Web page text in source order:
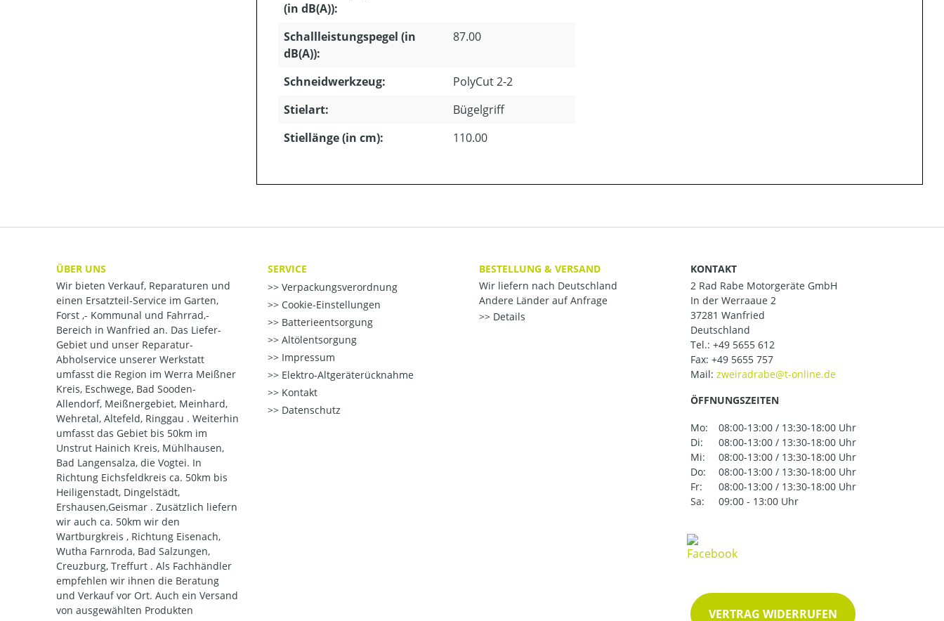
(in dB(A)):
Schallleistungspegel (in
dB(A)):
87.00
Schneidwerkzeug:
PolyCut 2-2
Stielart:
Bügelgriff
Stiellänge (in cm):
110.00
ÜBER UNS
Wir bieten Verkauf, Reparaturen und
einen Ersatzteil-Service im Garten,
Forst ,- Kommunal und Fahrrad,-
Bereich in Wanfried an. Das Liefer-
Gebiet und unser Reparatur-
Abholservice unserer Werkstatt
umfasst die Region im Werra Meißner
Kreis, Eschwege, Bad Sooden-
Allendorf, Meißnergebiet, Meinhard,
Wehretal, Altefeld, Ringgau . Weiterhin
umfasst das Gebiet bis 50km im
Unstrut Hainich Kreis, Mühlhausen,
Bad Langensalza, die Vogtei. In
Richtung Eichsfeldkreis ca. 50km bis
Heiligenstadt, Dingelstädt,
Ershausen,Geismar . Zusätzlich liefern
wir auch ca. 50km wir den
Wartburgkreis , Richtung Eisenach,
Wutha Farnroda, Bad Salzungen,
Creuzburg, Treffurt . Als Fachhändler
empfehlen wir ihnen die Beratung
und Verkauf vor Ort. Auch ein Versand
von ausgewählten Produkten
SERVICE
Verpackungsverordnung
Cookie-Einstellungen
Batterieentsorgung
Altölentsorgung
Impressum
Elektro-Altgeräterücknahme
Kontakt
Datenschutz
BESTELLUNG & VERSAND
Wir liefern nach Deutschland
Andere Länder auf Anfrage
Details
KONTAKT
2 Rad Rabe Motorgeräte GmbH
In der Werraaue 2
37281 Wanfried
Deutschland
Tel.: +49 5655 612
Fax: +49 5655 757
Mail:
ÖFFNUNGSZEITEN
Mo:
08:00-13:00 / 13:30-18:00 Uhr
Di:
08:00-13:00 / 13:30-18:00 Uhr
Mi:
08:00-13:00 / 13:30-18:00 Uhr
Do:
08:00-13:00 / 13:30-18:00 Uhr
Fr:
08:00-13:00 / 13:30-18:00 Uhr
Sa:
09:00 - 13:00 Uhr
VERTRAG WIDERRUFEN